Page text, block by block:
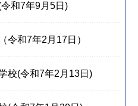
和7年9月5日)
令和7年2月17日）
校(令和7年2月13日)